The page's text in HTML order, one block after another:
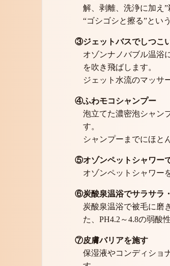
解、剥離、洗浄に加え
“ゴシゴシと擦る”とい
③ジェットバスでしつこ
オゾンナノバブル温浴
を吹き飛ばします。
ジェット水流のマッサ
④ふわモコシャンプー
泡立てた濃密泡シャン
す。
シャンプーまでにほと
⑤オゾンペットシャワー
オゾンペットシャワー
⑥炭酸泉温浴でサラサラ
炭酸泉温浴で被毛に磨
た、PH4.2～4.8の弱酸
⑦皮膚バリアを施す
保湿液やコンディショ